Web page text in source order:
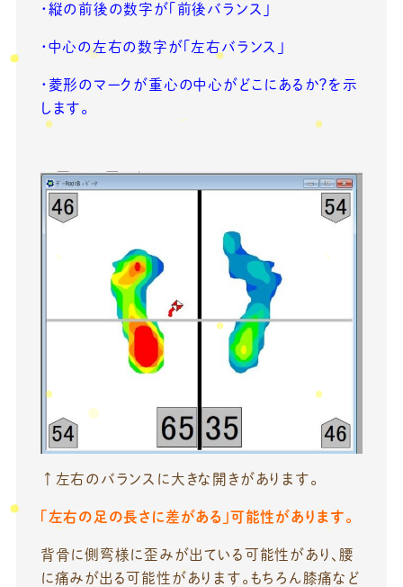
・縦の前後の数字が「前後バランス」
・中心の左右の数字が「左右バランス」
・菱形のマークが重心の中心がどこにあるか？を示
します。
↑左右のバランスに大きな開きがあります。
「左右の足の長さに差がある」可能性があります。
背骨に側弯様に歪みが出ている可能性があり、腰
に痛みが出る可能性があります。もちろん膝痛など